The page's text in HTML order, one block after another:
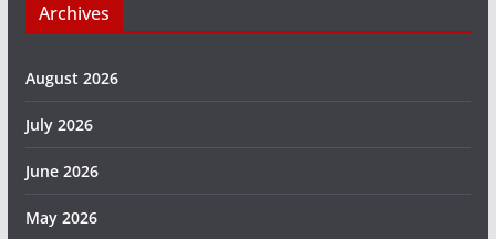
Archives
August 2026
July 2026
June 2026
May 2026